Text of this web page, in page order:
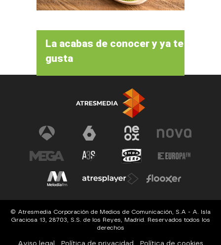
La acabas de conocer y ya te
gusta
© Atresmedia Corporación de Medios de Comunicación, S.A - A. Isla
Graciosa 13, 28703, S.S. de los Reyes, Madrid. Reservados todos los
derechos
Aviso legal Política de privacidad Política de cookies